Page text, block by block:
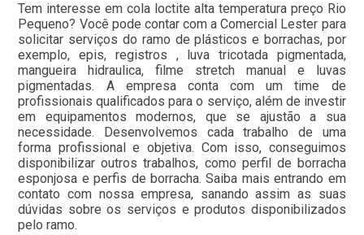
Tem interesse em cola loctite alta temperatura preço Rio
Pequeno? Você pode contar com a Comercial Lester para
solicitar serviços do ramo de plásticos e borrachas, por
exemplo, epis, registros , luva tricotada pigmentada,
mangueira hidraulica, filme stretch manual e luvas
pigmentadas. A empresa conta com um time de
profissionais qualificados para o serviço, além de investir
em equipamentos modernos, que se ajustão a sua
necessidade. Desenvolvemos cada trabalho de uma
forma profissional e objetiva. Com isso, conseguimos
disponibilizar outros trabalhos, como perfil de borracha
esponjosa e perfis de borracha. Saiba mais entrando em
contato com nossa empresa, sanando assim as suas
dúvidas sobre os serviços e produtos disponibilizados
pelo ramo.